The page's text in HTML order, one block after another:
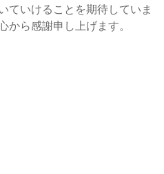
ていけることを期待していま
から感謝申し上げます。